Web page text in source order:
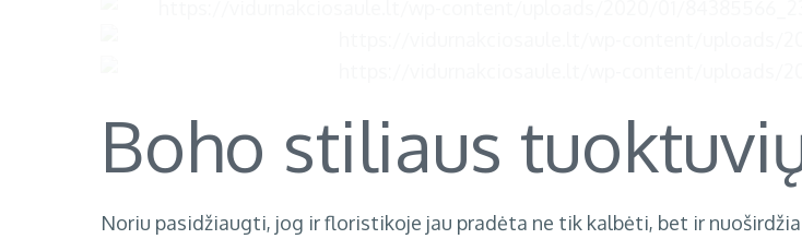
Boho stiliaus
Noriu pasidžiaugti, jog ir floristikoje jau pradėta ne tik kalbėti, bet ir